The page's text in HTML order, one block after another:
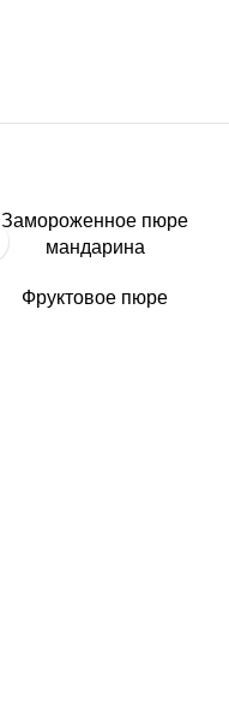
Замороженное пюре
мандарина
Фруктовое пюре